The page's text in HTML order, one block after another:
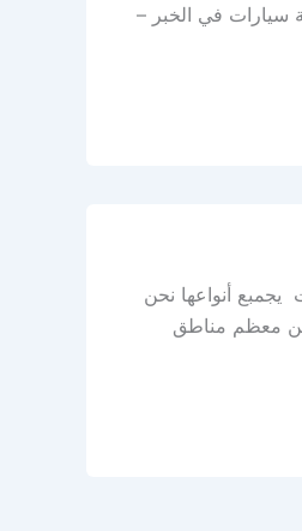
في الخبر –
يجمبع أنواعها نحن
من معظم مناطق